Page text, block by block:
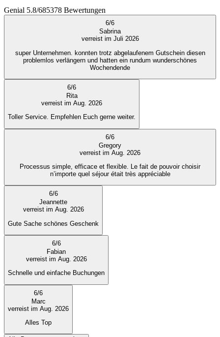
Genial 5.8/685378 Bewertungen
6/6
Sabrina
verreist im Juli 2026
super Unternehmen. konnten trotz abgelaufenem Gutschein diesen
problemlos verlängern und hatten ein rundum wunderschönes
Wochendende
6/6
Rita
verreist im Aug. 2026
Toller Service. Empfehlen Euch gerne weiter.
6/6
Gregory
verreist im Aug. 2026
Processus simple, efficace et flexible. Le fait de pouvoir choisir
n’importe quel séjour était très appréciable
6/6
Jeannette
verreist im Aug. 2026
Gute Sache schönes Geschenk
6/6
Fabian
verreist im Aug. 2026
Schnelle und einfache Buchungen
6/6
Marc
verreist im Aug. 2026
Alles Top